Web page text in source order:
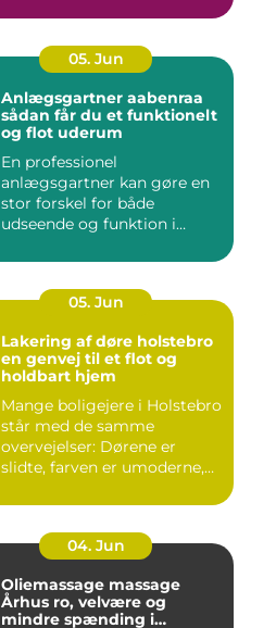
05. Jun
Anlægsgartner aabenraa
sådan får du et funktionelt
og flot uderum
En professionel
anlægsgartner kan gøre en
stor forskel for både
udseende og funktion i
05. Jun
Lakering af døre holstebro
en genvej til et flot og
holdbart hjem
Mange boligejere i Holstebro
står med de samme
overvejelser: Dørene er
slidte, farven er umoderne,
04. Jun
Oliemassage massage
Århus ro, velvære og
mindre spænding i